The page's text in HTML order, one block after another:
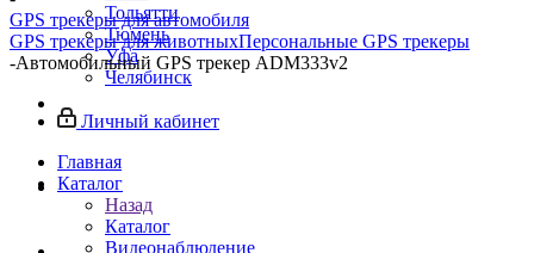
Тольятти
Тюмень
Уфа
Челябинск
Личный кабинет
Главная
Каталог
Назад
Каталог
Видеонаблюдение
GPS трекеры для автомобиля
GPS трекеры для животныхПерсональные GPS трекеры
-Автомобильный GPS трекер ADM333v2